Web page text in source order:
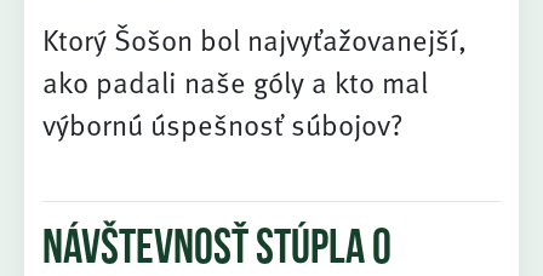
Ktorý Šošon bol najvyťažovanejší,
ako padali naše góly a kto mal
výbornú úspešnosť súbojov?
Návštevnosť stúpla o